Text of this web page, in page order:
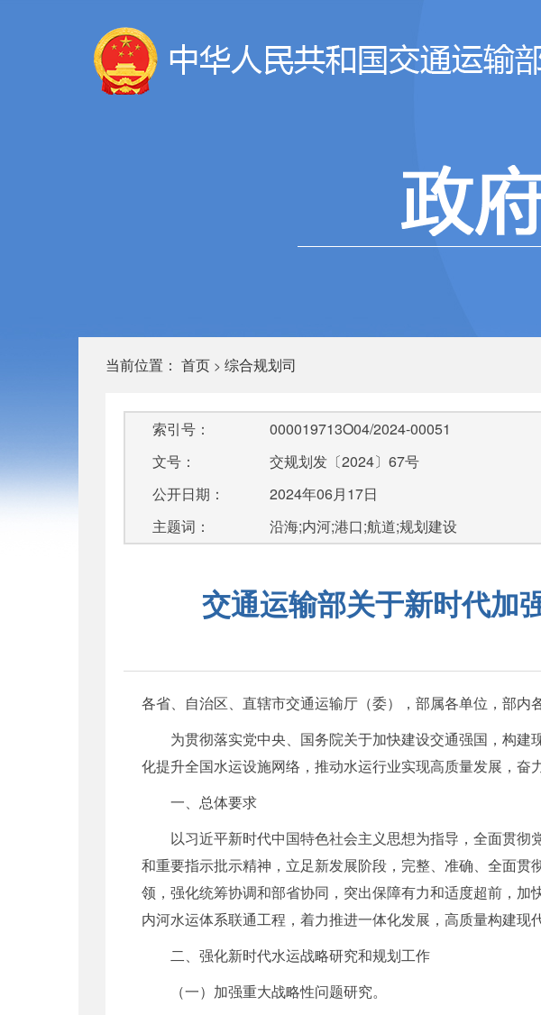
当前位置： 首页 > 综合规划司
索引号：
000019713O04/2024-00051
文号：
交规划发〔2024〕67号
公开日期：
2024年06月17日
主题词：
沿海;内河;港口;航道;规划建设
交通运输部关于新时代加
各省、自治区、直辖市交通运输厅（委），部属各单位，部内
为贯彻落实党中央、国务院关于加快建设交通强国，构
化提升全国水运设施网络，推动水运行业实现高质量发展，奋
一、总体要求
以习近平新时代中国特色社会主义思想为指导，全面贯
和重要指示批示精神，立足新发展阶段，完整、准确、全面
领，强化统筹协调和部省协同，突出保障有力和适度超前，
内河水运体系联通工程，着力推进一体化发展，高质量构建现
二、强化新时代水运战略研究和规划工作
（一）加强重大战略性问题研究。